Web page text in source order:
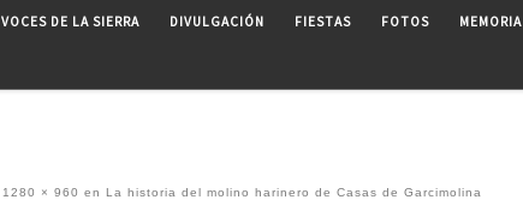
VOCES DE LA SIERRA DIVULGACIÓN FIESTAS FOTOS MEMORIA
1280 × 960 en La historia del molino harinero de Casas de Garcimolina